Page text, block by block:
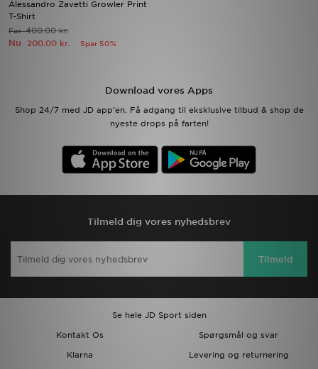
Alessandro Zavetti Growler Print
T-Shirt
Før400.00 kr.
Nu 200.00 kr. Spar 50%
Download vores Apps
Shop 24/7 med JD app'en. Få adgang til eksklusive tilbud & shop de
nyeste drops på farten!
Tilmeld dig vores nyhedsbrev
Tilmeld
Se hele JD Sport siden
Kontakt Os
Spørgsmål og svar
Klarna
Levering og returnering
Download JD app'en
Hjælp & information